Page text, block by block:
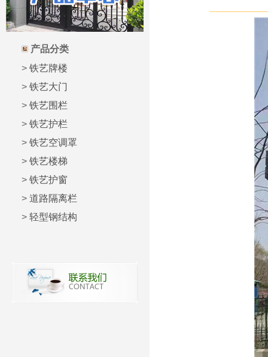
产品分类
> 铁艺牌楼
> 铁艺大门
> 铁艺围栏
> 铁艺护栏
> 铁艺空调罩
> 铁艺楼梯
> 铁艺护窗
> 道路隔离栏
> 轻型钢结构